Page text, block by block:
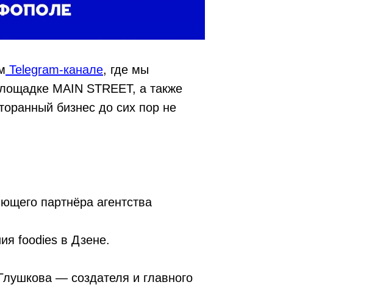
Telegram-канале, где мы
MAIN STREET, а также
бизнес до сих пор не
партнёра агентства
foodies в Дзене.
— создателя и главного